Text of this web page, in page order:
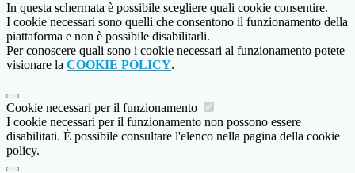
In questa schermata è possibile scegliere quali cookie consentire.
I cookie necessari sono quelli che consentono il funzionamento della
piattaforma e non è possibile disabilitarli.
Per conoscere quali sono i cookie necessari al funzionamento potete
visionare la COOKIE POLICY.
Cookie necessari per il funzionamento
I cookie necessari per il funzionamento non possono essere
disabilitati. È possibile consultare l'elenco nella pagina della cookie
policy.